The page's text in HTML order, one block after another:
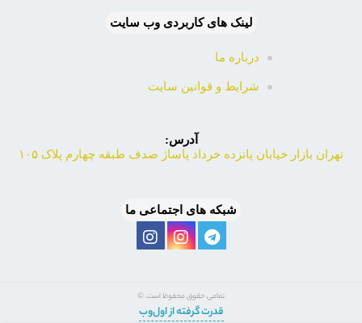
لینک های کاربردی وب سایت
درباره ما
شرایط و قوانین سایت
آدرس:
تهران بازار خیابان پانزده خرداد پاساژ صدف طبقه چهارم پلاک ۱۰۵
شبکه های اجتماعی ما
تمامی حقوق محفوظ است. ©
قدرت گرفته از اول‌وب